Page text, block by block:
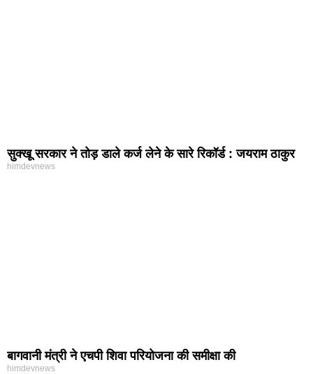
सुक्खू सरकार ने तोड़ डाले कर्ज लेने के सारे रिकॉर्ड : जयराम ठाकुर
himdevnews
बागवानी मंत्री ने एचपी शिवा परियोजना की समीक्षा की
himdevnews